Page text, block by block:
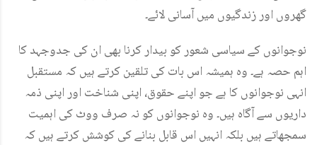
گھروں اور زندگیوں میں آسانی لائے۔
نوجوانوں کے سیاسی شعور کو بیدار کرنا بھی ان کی جدوجہد کا
اہم حصہ ہے۔ وہ ہمیشہ اس بات کی تلقین کرتے ہیں کہ مستقبل
انہی نوجوانوں کا ہے جو اپنے حقوق، اپنی شناخت اور اپنی ذمہ
داریوں سے آگاہ ہیں۔ وہ نوجوانوں کو نہ صرف ووٹ کی اہمیت
سمجھاتے ہیں بلکہ انہیں اس قابل بنانے کی کوشش کرتے ہیں کہ